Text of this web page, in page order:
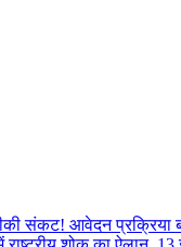
संकट! आवेदन प्रक्रिया